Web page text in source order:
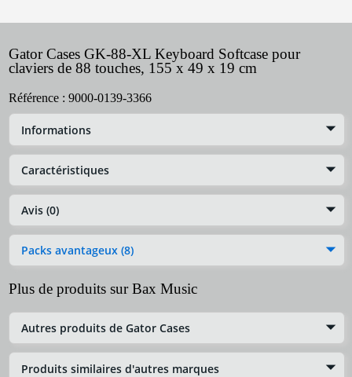
Gator Cases GK-88-XL Keyboard Softcase pour
claviers de 88 touches, 155 x 49 x 19 cm
Référence : 9000-0139-3366
Informations
Caractéristiques
Avis (0)
Packs avantageux (8)
Plus de produits sur Bax Music
Autres produits de Gator Cases
Produits similaires d'autres marques